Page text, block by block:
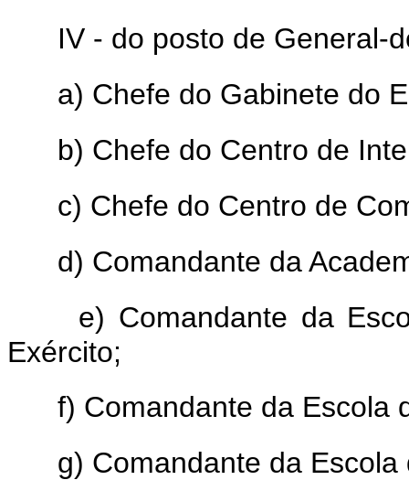
IV - do posto de General-
a) Chefe do Gabinete do
b) Chefe do Centro de
c) Chefe do Centro de
d) Comandante da
e) Comandante da
Exército;
f) Comandante da Escola
g) Comandante da